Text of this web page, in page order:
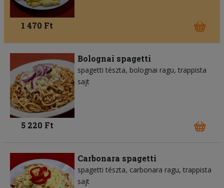
1 470 Ft
Bolognai spagetti
spagetti tészta bolognai ragu trappista
sajt
5 220 Ft
Carbonara spagetti
spagetti tészta carbonara ragu trappista
sajt